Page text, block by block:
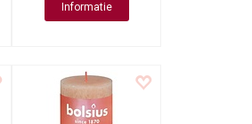
Informatie